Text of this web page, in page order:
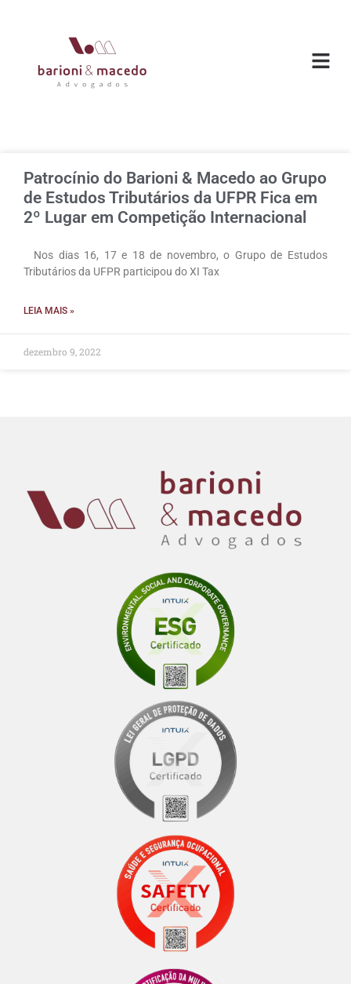
Patrocínio do Barioni & Macedo ao Grupo
de Estudos Tributários da UFPR Fica em
2º Lugar em Competição Internacional
Nos dias 16, 17 e 18 de novembro, o Grupo de Estudos
Tributários da UFPR participou do XI Tax
LEIA MAIS »
dezembro 9, 2022